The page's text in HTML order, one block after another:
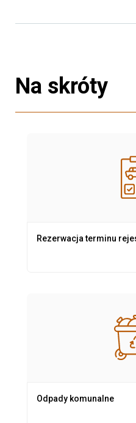
Na skróty
Rezerwacja terminu
Odpady komunalne